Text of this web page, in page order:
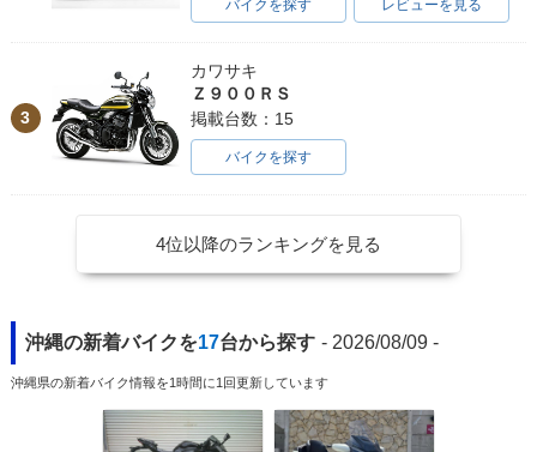
バイクを探す レビューを見る
3
カワサキ
Ｚ９００ＲＳ
掲載台数：15
バイクを探す
4位以降のランキングを見る
沖縄の新着バイクを17台から探す - 2026/08/09 -
沖縄県の新着バイク情報を1時間に1回更新しています